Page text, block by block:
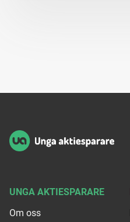
UNGA AKTIESPARARE
Om oss